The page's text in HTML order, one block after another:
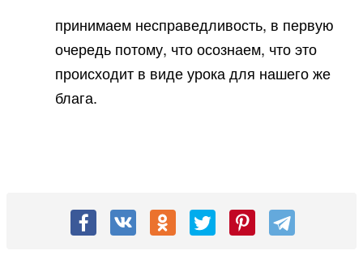
принимаем несправедливость, в первую
очередь потому, что осознаем, что это
происходит в виде урока для нашего же
блага.